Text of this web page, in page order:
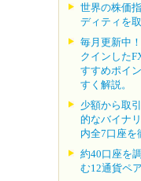
世界の株価
ディティを
毎月更新中
クインした
すすめポイ
すく解説。
少額から取
的なバイナ
内全7口座を
約40口座を
む12通貨ペ